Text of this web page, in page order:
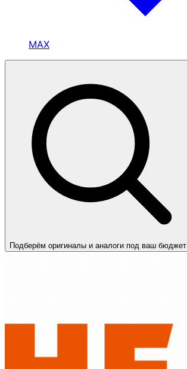
MAX
Подберём оригиналы и аналоги под ваш бюджет